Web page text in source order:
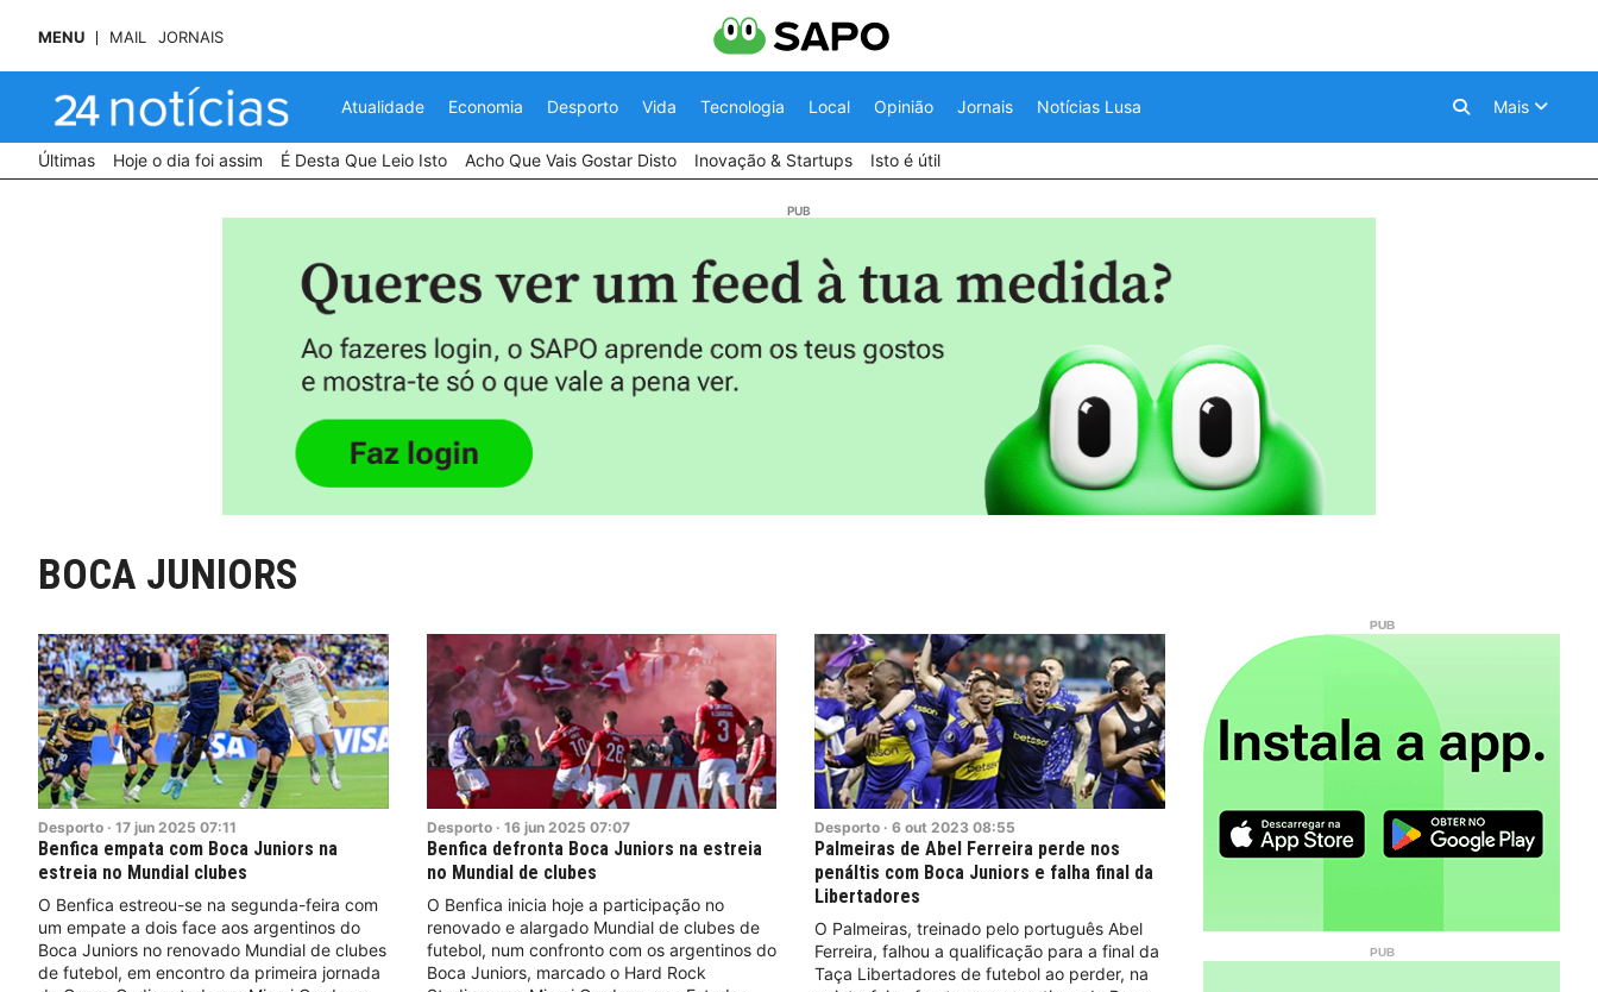
MENU MAIL JORNAIS
Atualidade Economia Desporto Vida Tecnologia Local Opinião Jornais Notícias Lusa Mais
Últimas Hoje o dia foi assim É Desta Que Leio Isto Acho Que Vais Gostar Disto Inovação & Startups Isto é útil
BOCA JUNIORS
Desporto · 17 jun 2025 07:11
Benfica empata com Boca Juniors na
estreia no Mundial clubes
O Benfica estreou-se na segunda-feira com
um empate a dois face aos argentinos do
Boca Juniors no renovado Mundial de clubes
de futebol, em encontro da primeira jornada
Desporto · 16 jun 2025 07:07
Benfica defronta Boca Juniors na estreia
no Mundial de clubes
O Benfica inicia hoje a participação no
renovado e alargado Mundial de clubes de
futebol, num confronto com os argentinos do
Boca Juniors, marcado o Hard Rock
Desporto · 6 out 2023 08:55
Palmeiras de Abel Ferreira perde nos
penáltis com Boca Juniors e falha final da
Libertadores
O Palmeiras, treinado pelo português Abel
Ferreira, falhou a qualificação para a final da
Taça Libertadores de futebol ao perder, na